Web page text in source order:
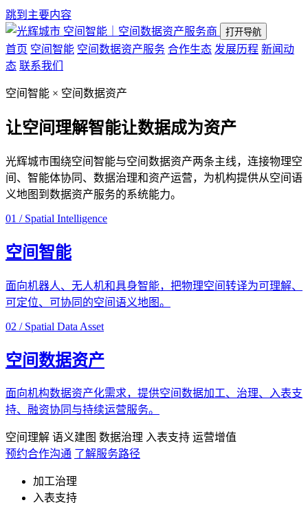
跳到主要内容
空间智能｜空间数据资产服务商
打开导航
首页 空间智能 空间数据资产服务 合作生态 发展历程 新闻动
态 联系我们
空间智能 × 空间数据资产
让空间理解智能让数据成为资产
光辉城市围绕空间智能与空间数据资产两条主线，连接物理空
间、智能体协同、数据治理和资产运营，为机构提供从空间语
义地图到数据资产服务的系统能力。
01 / Spatial Intelligence
空间智能
面向机器人、无人机和具身智能，把物理空间转译为可理解、
可定位、可协同的空间语义地图。
02 / Spatial Data Asset
空间数据资产
面向机构数据资产化需求，提供空间数据加工、治理、入表支
持、融资协同与持续运营服务。
空间理解 语义建图 数据治理 入表支持 运营增值
预约合作沟通 了解服务路径
加工治理
入表支持